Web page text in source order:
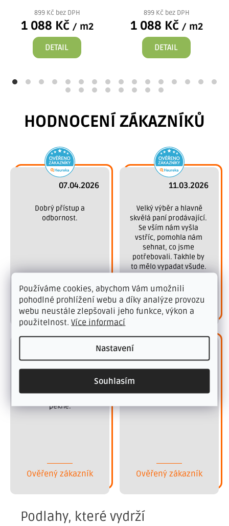
Používáme cookies, abychom Vám umožnili
pohodlné prohlížení webu a díky analýze provozu
webu neustále zlepšovali jeho funkce, výkon a
použitelnost.Více informací
Nastavení
Souhlasím
899 Kč bez DPH
1 088 Kč / m2
DETAIL
899 Kč bez DPH
1 088 Kč / m2
DETAIL
HODNOCENÍ ZÁKAZNÍKŮ
07.04.2026
odbornost.
Ověřený zákazník
11.03.2026
skvělá paní prodávající.
Se vším nám vyšla
vstříc, pomohla nám
sehnat, co jsme
potřebovali. Takhle by
to mělo vypadat všude.
Ověřený zákazník
03.03.2026
páska je skvělá, drží
pěkně.
Ověřený zákazník
doprava dle domluvy,
dobré rady k nákupu
Ověřený zákazník
Podlahy, které vydrží